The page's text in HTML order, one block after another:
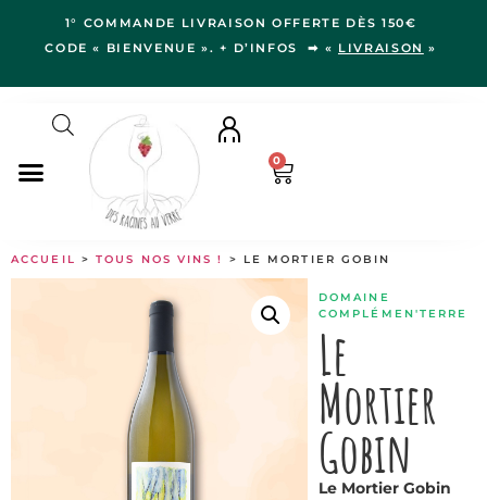
1° COMMANDE LIVRAISON OFFERTE DÈS 150€
CODE « BIENVENUE ». + D’INFOS ➡ « LIVRAISON »
RÉGIONS
NOS VIGNERON.NE.S
0
ACCUEIL >TOUS NOS VINS ! > LE MORTIER GOBIN
DOMAINE
COMPLÉMEN'TERRE
Le
Mortier
Gobin
Le Mortier Gobin